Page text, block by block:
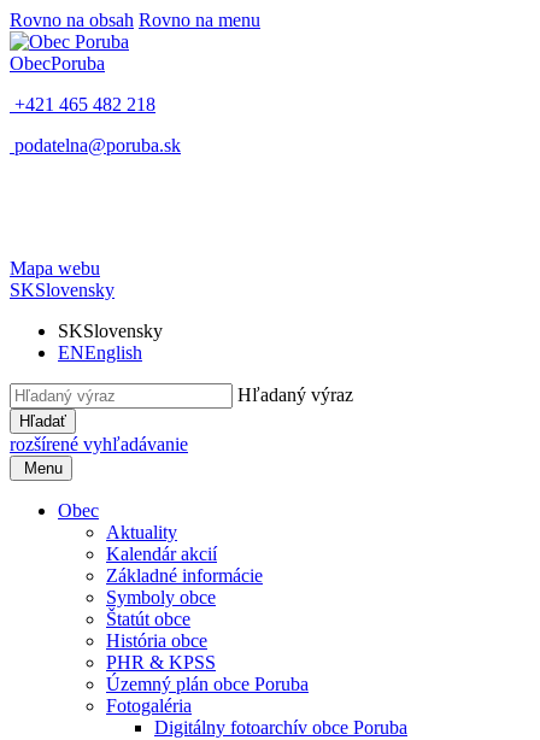
Rovno na obsah Rovno na menu
ObecPoruba
+421 465 482 218
podatelna@poruba.sk
Mapa webu
SKSlovensky
SKSlovensky
ENEnglish
Hľadaný výraz
Hľadať
rozšírené vyhľadávanie
Menu
Obec
Aktuality
Kalendár akcií
Základné informácie
Symboly obce
Štatút obce
História obce
PHR & KPSS
Územný plán obce Poruba
Fotogaléria
Digitálny fotoarchív obce Poruba